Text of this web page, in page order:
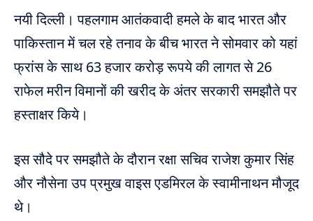
नयी दिल्ली। पहलगाम आतंकवादी हमले के बाद भारत और
पाकिस्तान में चल रहे तनाव के बीच भारत ने सोमवार को यहां
फ्रांस के साथ 63 हजार करोड़ रूपये की लागत से 26
राफेल मरीन विमानों की खरीद के अंतर सरकारी समझौते पर
हस्ताक्षर किये।
इस सौदे पर समझौते के दौरान रक्षा सचिव राजेश कुमार सिंह
और नौसेना उप प्रमुख वाइस एडमिरल के स्वामीनाथन मौजूद
थे।